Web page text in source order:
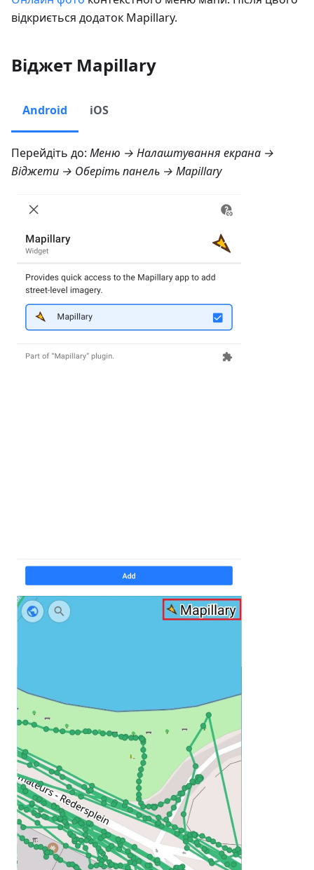
відкриється додаток Mapillary.
Віджет Mapillary
Android iOS
Перейдіть до: Меню → Налаштування екрана →
Віджети → Оберіть панель → Mapillary